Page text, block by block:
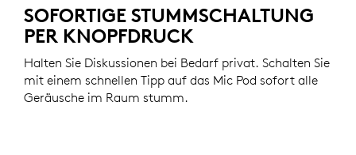
SOFORTIGE STUMMSCHALTUNG
PER KNOPFDRUCK
Halten Sie Diskussionen bei Bedarf privat. Schalten Sie
mit einem schnellen Tipp auf das Mic Pod sofort alle
Geräusche im Raum stumm.